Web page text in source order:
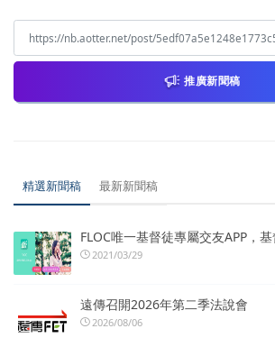
推廣新聞稿
精選新聞稿 最新新聞稿
FLOC唯一基督徒專屬交友APP，
2021/03/29
遠傳召開2026年第二季法說會
2026/08/06